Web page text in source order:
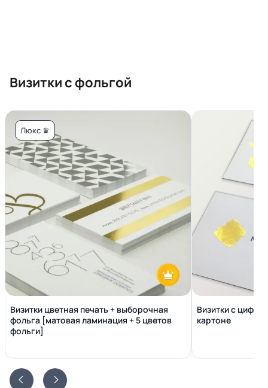
Визитки с фольгой
Люкс ♛
Визитки цветная печать + выборочная
фольга [матовая ламинация + 5 цветов
фольги]
Визитки с
картоне